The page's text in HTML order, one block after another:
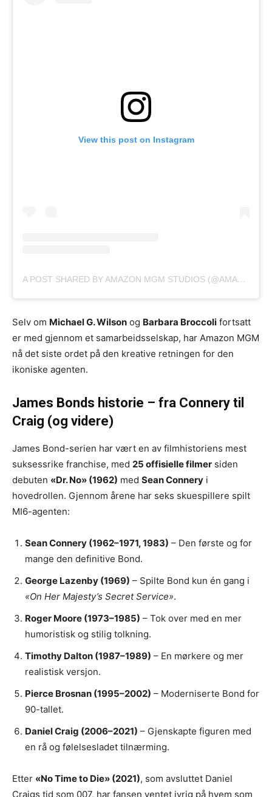
View this post on Instagram
A POST SHARED BY AMAZON MGM STUDIOS (@AMAZONMGMSTUDIOS)
Selv om Michael G. Wilson og Barbara Broccoli fortsatt
er med gjennom et samarbeidsselskap, har Amazon MGM
nå det siste ordet på den kreative retningen for den
ikoniske agenten.
James Bonds historie – fra Connery til
Craig (og videre)
James Bond-serien har vært en av filmhistoriens mest
suksessrike franchise, med 25 offisielle filmer siden
debuten «Dr. No» (1962) med Sean Connery i
hovedrollen. Gjennom årene har seks skuespillere spilt
MI6-agenten:
Sean Connery (1962–1971, 1983) – Den første og for
mange den definitive Bond.
George Lazenby (1969) – Spilte Bond kun én gang i
«On Her Majesty’s Secret Service».
Roger Moore (1973–1985) – Tok over med en mer
humoristisk og stilig tolkning.
Timothy Dalton (1987–1989) – En mørkere og mer
realistisk versjon.
Pierce Brosnan (1995–2002) – Moderniserte Bond for
90-tallet.
Daniel Craig (2006–2021) – Gjenskapte figuren med
en rå og følelsesladet tilnærming.
Etter «No Time to Die» (2021), som avsluttet Daniel
Craigs tid som 007, har fansen ventet ivrig på hvem som